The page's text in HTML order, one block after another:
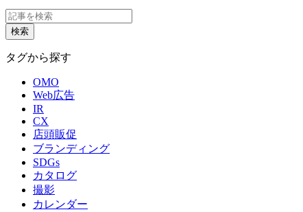
タグから探す
OMO
Web広告
IR
CX
店頭販促
ブランディング
SDGs
カタログ
撮影
カレンダー